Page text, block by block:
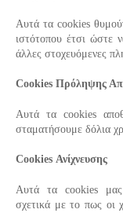
Αυτά τα cookies
ιστότοπου έτσι ώστε
άλλες στοχευόμενες
Cookies Πρόληψης
Αυτά τα cookies
σταματήσουμε δόλια
Cookies Ανίχνευσης
Αυτά τα cookies μας
σχετικά με το πως οι